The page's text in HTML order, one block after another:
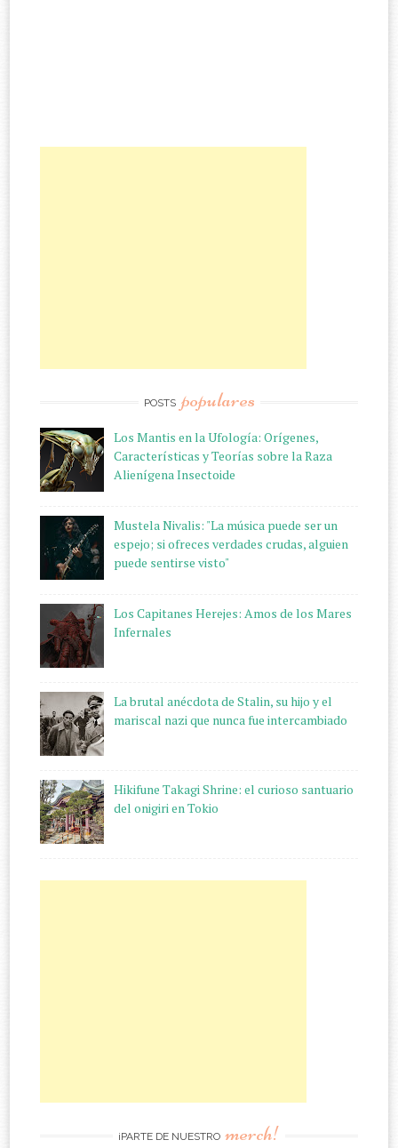
POSTS populares
Los Mantis en la Ufología: Orígenes,
Características y Teorías sobre la Raza
Alienígena Insectoide
Mustela Nivalis: "La música puede ser un
espejo; si ofreces verdades crudas, alguien
puede sentirse visto"
Los Capitanes Herejes: Amos de los Mares
Infernales
La brutal anécdota de Stalin, su hijo y el
mariscal nazi que nunca fue intercambiado
Hikifune Takagi Shrine: el curioso santuario
del onigiri en Tokio
¡PARTE DE NUESTRO merch!